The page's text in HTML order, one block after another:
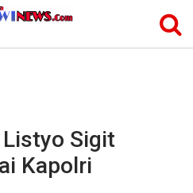
Sigit
Kapolri